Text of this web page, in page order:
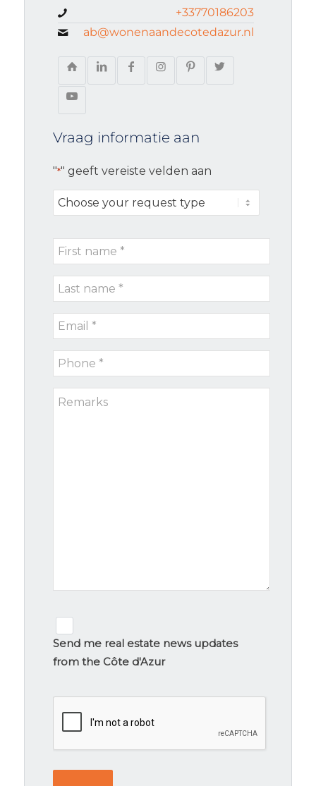
+33770186203
ab@wonenaandecotedazur.nl
Vraag informatie aan
"*" geeft vereiste velden aan
Choose
your
type
First
name
Last
name
Email
*
Phone
*
Remarks
signup
Send me real estate news updates
from the Côte d'Azur